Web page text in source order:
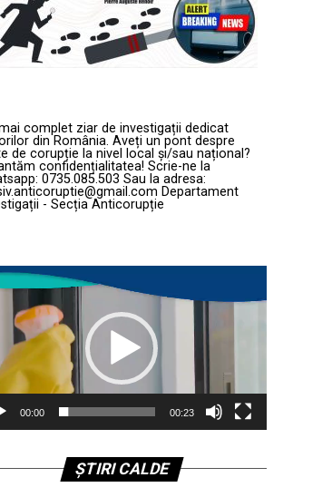
complet ziar de investigații dedicat
din România. Aveți un pont despre
de corupție la nivel local și/sau național?
confidențialitatea! Scrie-ne la
0735.085.503 Sau la adresa:
Departament
- Secția Anticorupție
00:00 00:23
ȘTIRI CALDE